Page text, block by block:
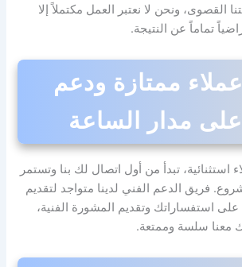
القصوى، ونحن لا نعتبر العمل مكتملاً إلا
تماماً عن النتيجة.
ممتازة ودعم
مدار الساعة
تبدأ من أول اتصال لك بنا وتستمر
فريق الدعم الفني لدينا متواجد لتقديم
على استفساراتك وتقديم المشورة الفنية،
معنا سلسة وممتعة.